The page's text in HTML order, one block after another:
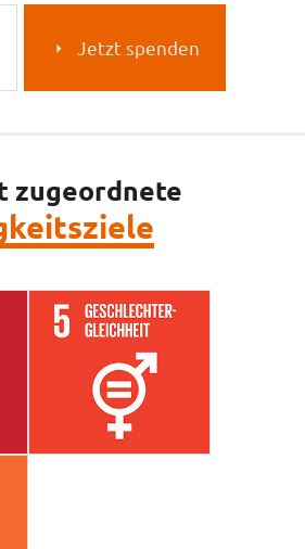
Jetzt spenden
zugeordnete